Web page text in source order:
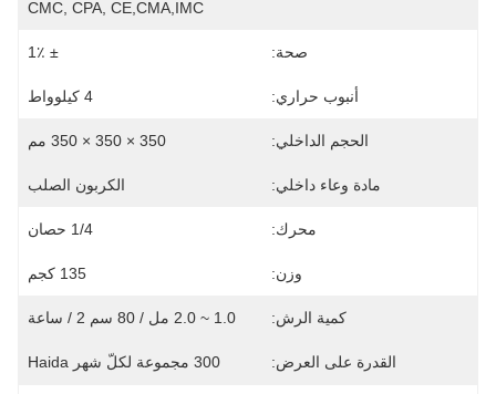
CMC, CPA, CE,CMA,IMC
صحة: ± 1٪
أنبوب حراري: 4 كيلوواط
الحجم الداخلي: 350 × 350 × 350 مم
مادة وعاء داخلي: الكربون الصلب
محرك: 1/4 حصان
وزن: 135 كجم
كمية الرش: 1.0 ~ 2.0 مل / 80 سم 2 / ساعة
القدرة على العرض: 300 مجموعة لكلّ شهر Haida